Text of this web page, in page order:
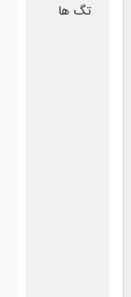
تگ ها